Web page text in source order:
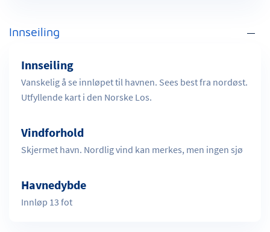
Innseiling
Innseiling
Vanskelig å se innløpet til havnen. Sees best fra nordøst.
Utfyllende kart i den Norske Los.
Vindforhold
Skjermet havn. Nordlig vind kan merkes, men ingen sjø
Havnedybde
Innløp 13 fot